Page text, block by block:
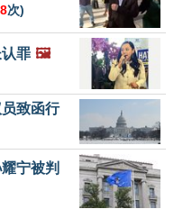
次)
罪 🖼️
致函行
宁被判